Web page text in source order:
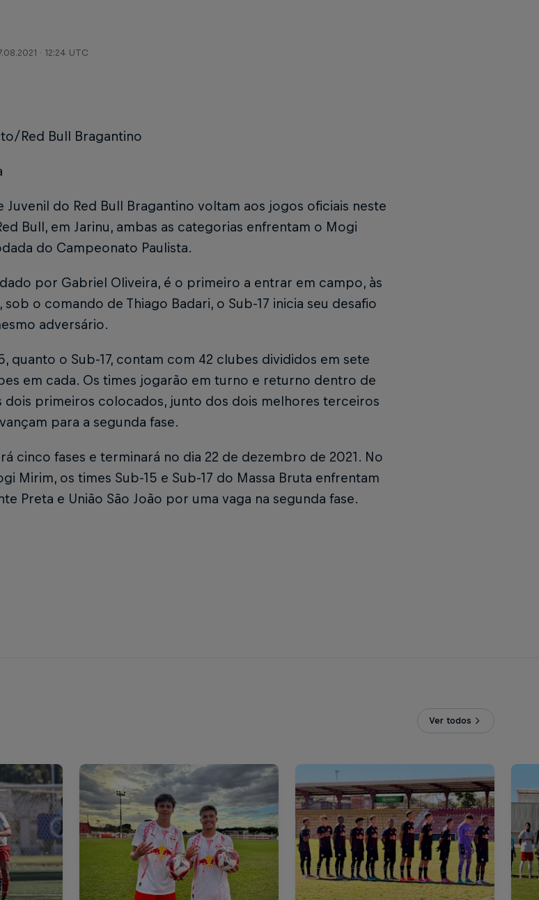
· 12:24 UTC
Red Bull Bragantino
Juvenil do Red Bull Bragantino voltam aos jogos oficiais neste
Bull, em Jarinu, ambas as categorias enfrentam o Mogi
do Campeonato Paulista.
por Gabriel Oliveira, é o primeiro a entrar em campo, às
sob o comando de Thiago Badari, o Sub-17 inicia seu desafio
adversário.
quanto o Sub-17, contam com 42 clubes divididos em sete
em cada. Os times jogarão em turno e returno dentro de
dois primeiros colocados, junto dos dois melhores terceiros
para a segunda fase.
cinco fases e terminará no dia 22 de dezembro de 2021. No
Mirim, os times Sub-15 e Sub-17 do Massa Bruta enfrentam
Preta e União São João por uma vaga na segunda fase.
Ver todos